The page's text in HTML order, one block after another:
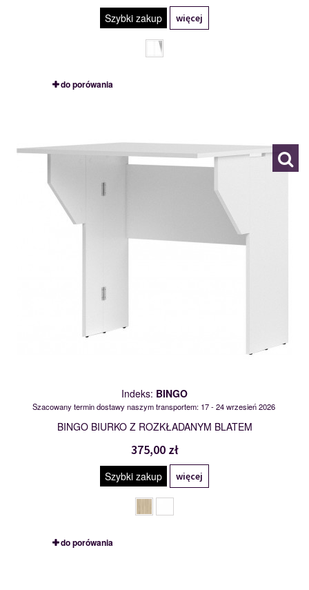
Szybki zakup więcej
do porówania
Indeks: BINGO
Szacowany termin dostawy naszym transportem: 17 - 24 wrzesień 2026
BINGO BIURKO Z ROZKŁADANYM BLATEM
375,00 zł
Szybki zakup więcej
do porówania